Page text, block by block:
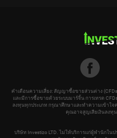
คำเตือนความเสี่ยง: สัญญาซื้อขายส่วนต่าง
และมีการซื้อขายด้วยระบบมาร์จิ้น การเทรด
ลงทุนทุกประเภท กรุณาศึกษาและทำความเข้าใจ
คุณอาจสูญเสียเงินลง
บริษัท Investizo LTD. ไม่ให้บริการแก่ผู้พำนักในป